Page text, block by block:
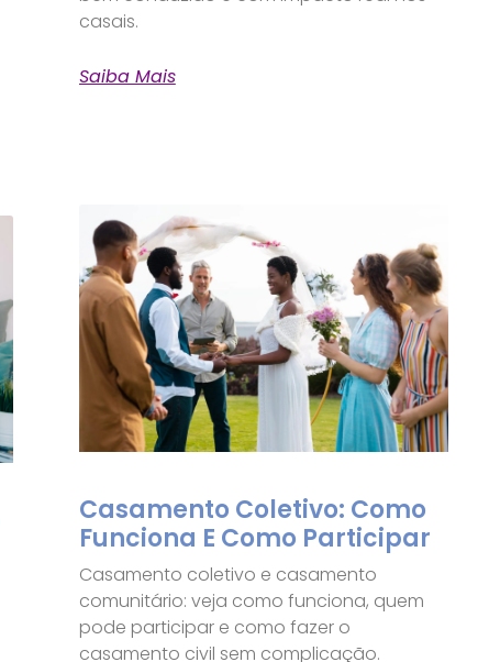
casais.
Saiba Mais
Casamento Coletivo: Como
Funciona E Como Participar
Casamento coletivo e casamento
comunitário: veja como funciona, quem
pode participar e como fazer o
casamento civil sem complicação.